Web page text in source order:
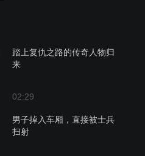
踏上复仇之路的传奇人物归
来
02:29
男子掉入车厢，直接被士兵
扫射